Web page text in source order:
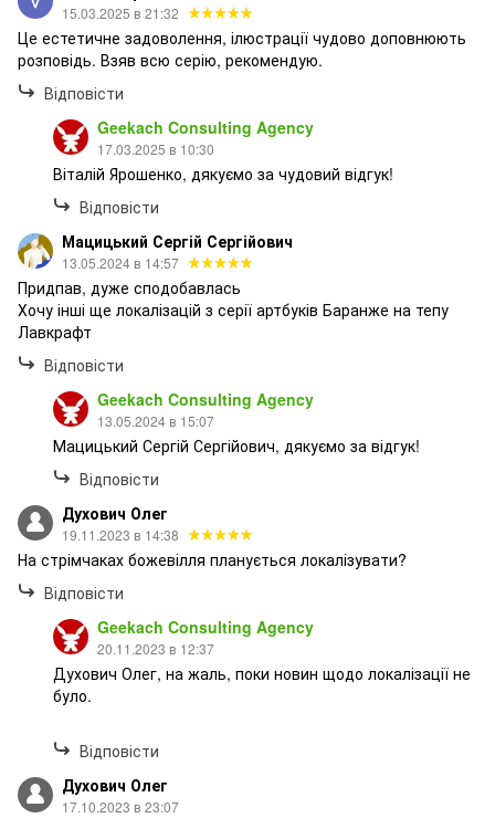
15.03.2025 в 21:32
Це естетичне задоволення, ілюстрації чудово доповнюють
розповідь. Взяв всю серію, рекомендую.
Відповісти
Geekach Consulting Agency
17.03.2025 в 10:30
Віталій Ярошенко, дякуємо за чудовий відгук!
Відповісти
Мацицький Сергій Сергійович
13.05.2024 в 14:57
Придпав, дуже сподобавлась
Хочу інші ще локалізацій з серії артбуків Баранже на тепу
Лавкрафт
Відповісти
Geekach Consulting Agency
13.05.2024 в 15:07
Мацицький Сергій Сергійович, дякуємо за відгук!
Відповісти
Духович Олег
19.11.2023 в 14:38
На стрімчаках божевілля планується локалізувати?
Відповісти
Geekach Consulting Agency
20.11.2023 в 12:37
Духович Олег, на жаль, поки новин щодо локалізації не
було.
Відповісти
Духович Олег
17.10.2023 в 23:07